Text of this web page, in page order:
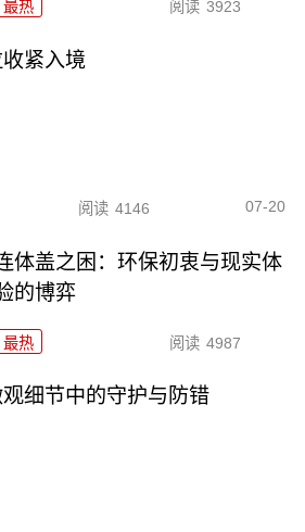
最热 阅读 3923
紧入境
阅读 4146 07-20
体盖之困：环保初衷与现实体
的博弈
最热 阅读 4987
细节中的守护与防错